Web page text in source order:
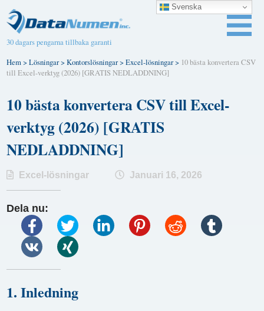
30 dagars pengarna tillbaka garanti
Hem>Lösningar>Kontorslösningar>Excel-lösningar> 10 bästa konvertera CSV
till Excel-verktyg (2026) [GRATIS NEDLADDNING]
10 bästa konvertera CSV till Excel-
verktyg (2026) [GRATIS
NEDLADDNING]
Excel-lösningar Januari 16, 2026
Dela nu:
1. Inledning
Svenska